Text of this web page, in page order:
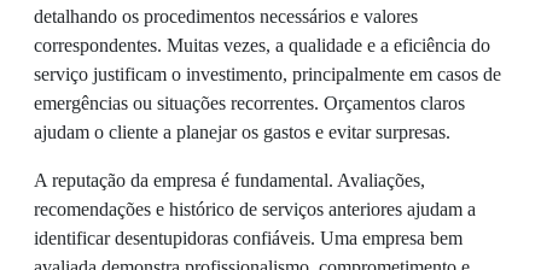
detalhando os procedimentos necessários e valores
correspondentes. Muitas vezes, a qualidade e a eficiência do
serviço justificam o investimento, principalmente em casos de
emergências ou situações recorrentes. Orçamentos claros
ajudam o cliente a planejar os gastos e evitar surpresas.
A reputação da empresa é fundamental. Avaliações,
recomendações e histórico de serviços anteriores ajudam a
identificar desentupidoras confiáveis. Uma empresa bem